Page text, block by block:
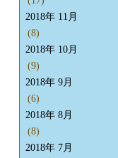
2018年 11月
(8)
2018年 10月
(9)
2018年 9月
(6)
2018年 8月
(8)
2018年 7月